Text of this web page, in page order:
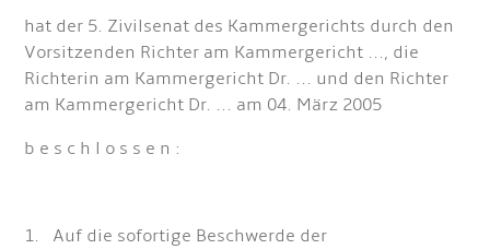
hat der 5. Zivilsenat des Kammergerichts durch den
Vorsitzenden Richter am Kammergericht ..., die
Richterin am Kammergericht Dr. ... und den Richter
am Kammergericht Dr. ... am 04. März 2005
b e s c h l o s s e n :
1. Auf die sofortige Beschwerde der